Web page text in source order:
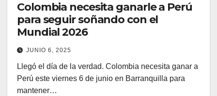
Colombia necesita ganarle a Perú
para seguir soñando con el
Mundial 2026
JUNIO 6, 2025
Llegó el día de la verdad. Colombia necesita ganar a
Perú este viernes 6 de junio en Barranquilla para
mantener…